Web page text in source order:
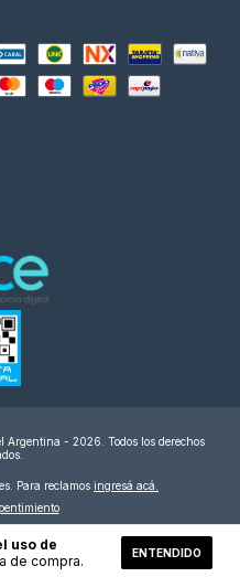
uso de
de compra. ENTENDIDO
Argentina - 2026. Todos los derechos
Para reclamos ingresá acá.